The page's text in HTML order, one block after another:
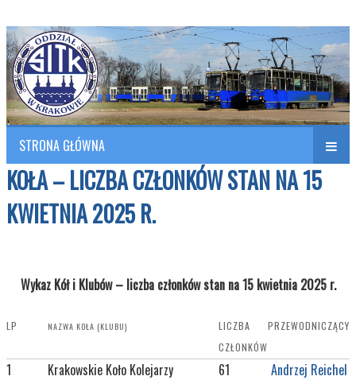
SITK RP Oddział w KRAKOWIE
Polish Association of Engineers & Technicians of Transportation
STRONA GŁÓWNA
KOŁA – LICZBA CZŁONKÓW STAN NA 15
KWIETNIA 2025 R.
Wykaz Kół i Klubów – liczba członków stan na 15 kwietnia 2025 r.
LP NAZWA KOŁA (KLUBU)
LICZBA
CZŁONKÓW
PRZEWODNICZĄCY
1 Krakowskie Koło Kolejarzy 61
Andrzej Reichel